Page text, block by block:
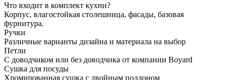
Что входит в комплект кухни?
Корпус, влагостойкая столешница, фасады, базовая
фурнитура.
Ручки
Различные варианты дизайна и материала на выбор
Петли
С доводчиком или без доводчика от компании Boyard
Сушка для посуды
Хромированная сушка с двойным поддоном